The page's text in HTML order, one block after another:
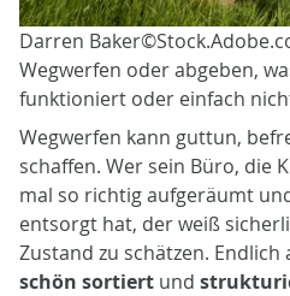
Darren
Wegwerfen oder abgeben,
funktioniert oder einfach
Wegwerfen kann guttun,
schaffen. Wer sein Büro, die
mal so richtig aufgeräumt
entsorgt hat, der weiß
Zustand zu schätzen. Endlich
schön sortiert und